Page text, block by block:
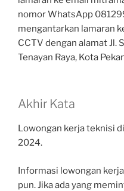
nomor WhatsApp
mengantarkan lamaran
CCTV dengan alamat Jl.
Tenayan Raya, Kota
Akhir Kata
Lowongan kerja teknisi
2024.
Informasi lowongan
pun. Jika ada yang